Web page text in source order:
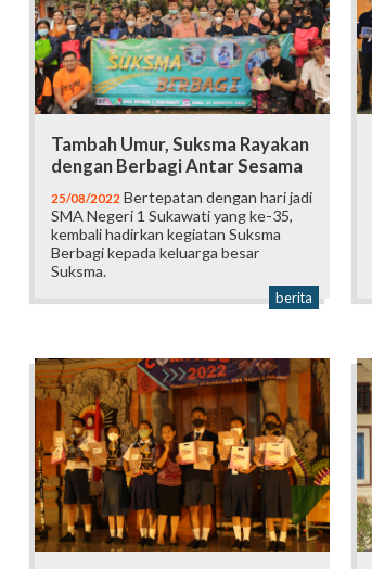
Tambah Umur, Suksma Rayakan
dengan Berbagi Antar Sesama
25/08/2022 Bertepatan dengan hari jadi
SMA Negeri 1 Sukawati yang ke-35,
kembali hadirkan kegiatan Suksma
Berbagi kepada keluarga besar
Suksma.
berita